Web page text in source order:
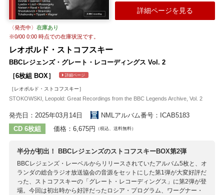
弦奏者の倍以上ある特徴的な器楽編成で、史料に残る17世紀ローマの
演奏慣習に従い拍子を打つ打楽器を取り入れている点も聴きどころの
一つです。
収録作曲家：
アゴスティーニ
G.ガブリエリ シャルパンティエ
モンテヴェルディ
詳細ページを見る
〈発売中〉 在庫あり
※0/00 0:00時点での在庫状況です。
レオポルド・ストコフスキー
BBCレジェンズ・グレート・レコーディングス Vol. 2
［6枚組 BOX］
詳細ページ
［レオポルド・ストコフスキー］
STOKOWSKI, Leopold: Great Recordings from the BBC Legends Archive, Vol. 2
発売日：2025年03月14日
NMLアルバム番号：ICAB5183
CD 6枚組
価格：6,675円 （税込、送料無料）
半分が初出！ BBCレジェンズのストコフスキーBOX第2弾
BBCレジェンズ・レーベルからリリースされていたアルバム5枚と、オ
ランダの総合ラジオ放送協会の音源をセットにした第1弾が大変好評だ
った、ストコフスキーの「グレート・レコーディングス」に第2弾が登
場。今回は初出時から好評だったロシア・プログラム、ワーグナー・